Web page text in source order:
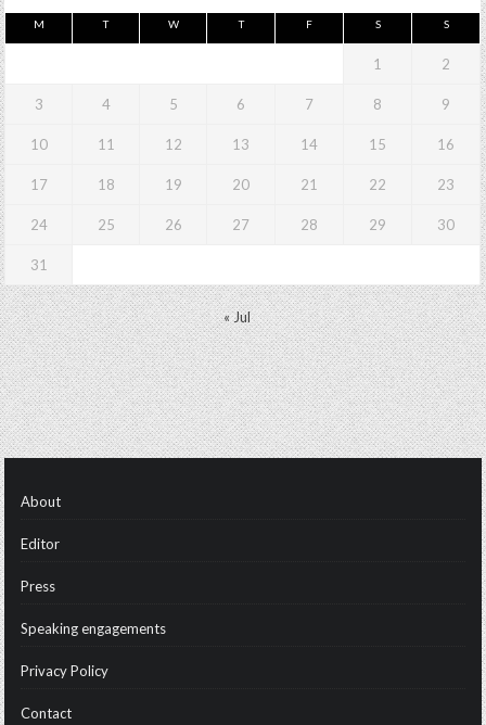
M T W T F S S
1 2
3 4 5 6 7 8 9
10 11 12 13 14 15 16
17 18 19 20 21 22 23
24 25 26 27 28 29 30
31
« Jul
About
Editor
Press
Speaking engagements
Privacy Policy
Contact